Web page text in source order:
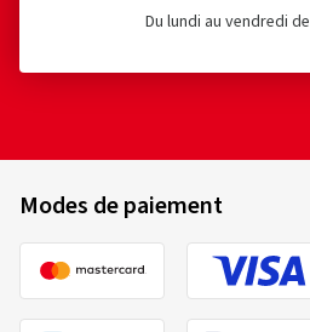
Du lundi au vendredi
Modes de paiement